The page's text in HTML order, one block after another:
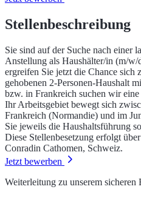
Stellenbeschreibung
Sie sind auf der Suche nach einer
Anstellung als Haushälter/in (m/
ergreifen Sie jetzt die Chance sich
gehobenen 2-Personen-Haushalt
bzw. in Frankreich suchen wir
Ihr Arbeitsgebiet bewegt sich
Frankreich (Normandie) und im
Sie jeweils die Haushaltsführung
Diese Stellenbesetzung erfolgt
Conradin Cathomen, Schweiz.
Jetzt bewerben
Weiterleitung zu unserem sicheren